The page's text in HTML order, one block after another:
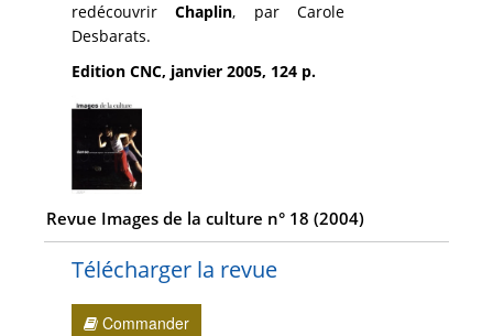
redécouvrirChaplin, par Carole
Desbarats.
Edition CNC, janvier 2005, 124 p.
Revue Images de la culture n° 18 (2004)
Télécharger la revue
Commander